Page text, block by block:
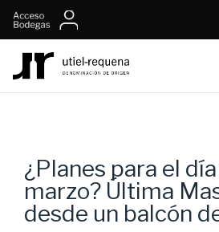
¿Planes para el
marzo? Última
desde un balcón